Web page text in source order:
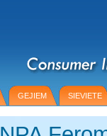
GEJIEM SIEVIETE